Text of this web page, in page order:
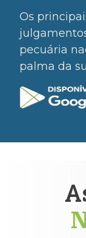
Os
pecuária
palma da